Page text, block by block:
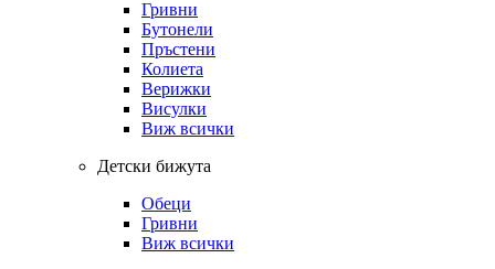
Гривни
Бутонели
Пръстени
Колиета
Верижки
Висулки
Виж всички
Детски бижута
Обеци
Гривни
Виж всички